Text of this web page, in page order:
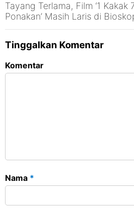
Tayang Terlama, Film ‘1 Kakak
Ponakan’ Masih Laris di
Malang
Tinggalkan Komentar
Komentar
Nama *